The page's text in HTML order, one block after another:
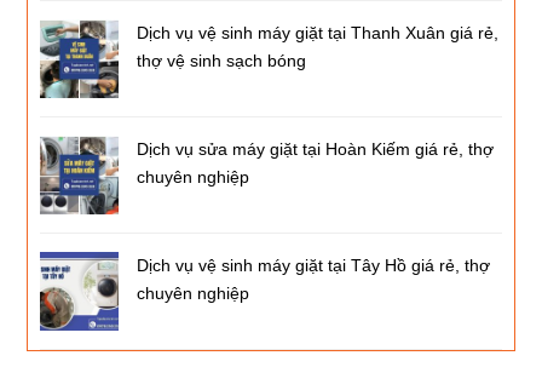
Dịch vụ vệ sinh máy giặt tại Thanh Xuân giá rẻ,
thợ vệ sinh sạch bóng
Dịch vụ sửa máy giặt tại Hoàn Kiếm giá rẻ, thợ
chuyên nghiệp
Dịch vụ vệ sinh máy giặt tại Tây Hồ giá rẻ, thợ
chuyên nghiệp